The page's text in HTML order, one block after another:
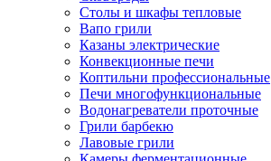
Столы и шкафы тепловые
Вапо грили
Казаны электрические
Конвекционные печи
Коптильни профессиональные
Печи многофункциональные
Водонагреватели проточные
Грили барбекю
Лавовые грили